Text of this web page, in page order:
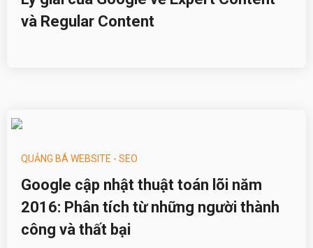
và Regular Content
QUẢNG BÁ WEBSITE - SEO
Google cập nhật thuật toán lõi năm
2016: Phân tích từ những người thành
công và thất bại